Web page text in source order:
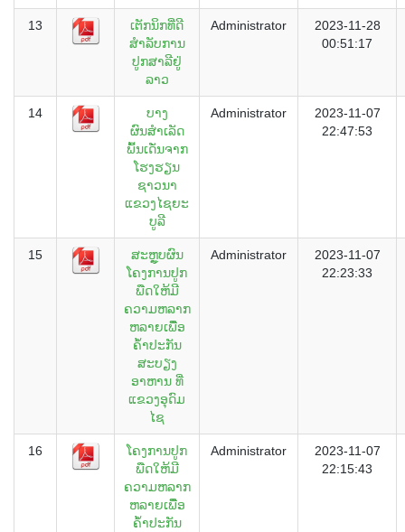
13
ເຕັກນິກທີ່ດີ
ສຳລັບການ
ປູກສາລີຢູ່
ລາວ
Administrator
2023-11-28
00:51:17
14
ບາງ
ຜົນສຳເລັດ
ພົ້ນເດັ່ນຈາກ
ໂຮງຮຽນ
ຊາວນາ
ແຂວງໄຊຍະ
ບູລີ
Administrator
2023-11-07
22:47:53
15
ສະຫຼູບຜົນ
ໂຄງການປູກ
ພືດໃຫ້ມີ
ຄວາມຫລາກ
ຫລາຍເພືື່ອ
ຄໍ້າປະກັນ
ສະບຽງ
ອາຫານ ທີ່
ແຂວງອຸດົມ
ໄຊ
Administrator
2023-11-07
22:23:33
16
ໂຄງການປູກ
ພືດໃຫ້ມີ
ຄວາມຫລາກ
ຫລາຍເພືື່ອ
ຄໍ້າປະກັນ
Administrator
2023-11-07
22:15:43